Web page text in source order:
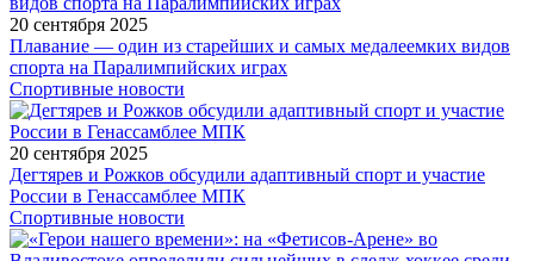
20 сентября 2025
Плавание — один из старейших и самых медалеемких видов
спорта на Паралимпийских играх
Спортивные новости
20 сентября 2025
Дегтярев и Рожков обсудили адаптивный спорт и участие
России в Генассамблее МПК
Спортивные новости